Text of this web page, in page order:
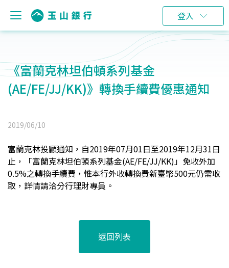
登入
《富蘭克林坦伯頓系列基金
(AE/FE/JJ/KK)》轉換手續費優惠通知
2019/06/10
富蘭克林投顧通知，自2019年07月01日至2019年12月31日
止，「富蘭克林坦伯頓系列基金(AE/FE/JJ/KK)」免收外加
0.5%之轉換手續費，惟本行外收轉換費新臺幣500元仍需收
取，詳情請洽分行理財專員。
返回列表